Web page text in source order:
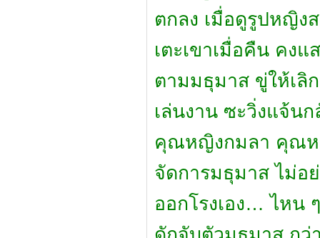
ตกลง เมื่อดูรูปหญิง
เตะเขาเมื่อคืน คง
ตามมธุมาส ขู่ให้เลิ
เล่นงาน ซะวิ่งแจ้น
คุณหญิงกมลา คุณห
จัดการมธุมาส ไม่อ
ออกโรงเอง… ไหน